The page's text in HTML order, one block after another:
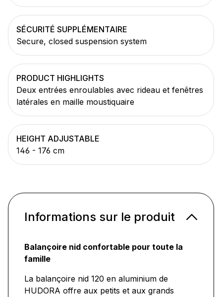
SÉCURITÉ SUPPLÉMENTAIRE
Secure, closed suspension system
PRODUCT HIGHLIGHTS
Deux entrées enroulables avec rideau et fenêtres
latérales en maille moustiquaire
HEIGHT ADJUSTABLE
146 - 176 cm
Informations sur le produit
Balançoire nid confortable pour toute la
famille
La balançoire nid 120 en aluminium de
HUDORA offre aux petits et aux grands